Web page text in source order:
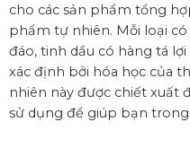
cho các sản phẩm tổng
phẩm tự nhiên. Mỗi loại
đáo, tinh dầu có hàng tá
xác định bởi hóa học của
nhiên này được chiết xuất
sử dụng để giúp bạn trong